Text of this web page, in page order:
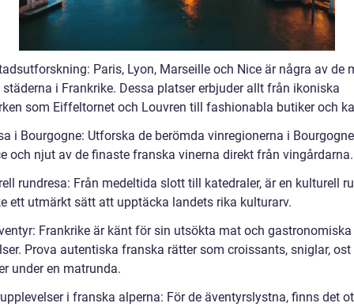
Paris, Lyon, Marseille och Nice är några av de
i Frankrike. Dessa platser erbjuder allt från ikoniska
som Eiffeltornet och Louvren till fashionabla butiker och
i Bourgogne: Utforska de berömda vinregionerna i
och njut av de finaste franska vinerna direkt från vingårdarna.
rundresa: Från medeltida slott till katedraler, är en kulturell
ett utmärkt sätt att upptäcka landets rika kulturarv.
Frankrike är känt för sin utsökta mat och gastronomiska
Prova autentiska franska rätter som croissants, sniglar, ost
under en matrunda.
i franska alperna: För de äventyrslystna, finns det